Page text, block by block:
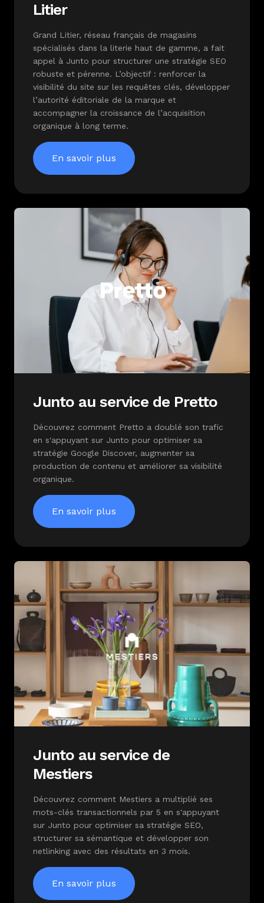
Litier
Grand Litier, réseau français de magasins
spécialisés dans la literie haut de gamme, a fait
appel à Junto pour structurer une stratégie SEO
robuste et pérenne. L’objectif : renforcer la
visibilité du site sur les requêtes clés, développer
l’autorité éditoriale de la marque et
accompagner la croissance de l’acquisition
organique à long terme.
En savoir plus
Junto au service de Pretto
Découvrez comment Pretto a doublé son trafic
en s'appuyant sur Junto pour optimiser sa
stratégie Google Discover, augmenter sa
production de contenu et améliorer sa visibilité
organique.
En savoir plus
Junto au service de
Mestiers
Découvrez comment Mestiers a multiplié ses
mots-clés transactionnels par 5 en s'appuyant
sur Junto pour optimiser sa stratégie SEO,
structurer sa sémantique et développer son
netlinking avec des résultats en 3 mois.
En savoir plus